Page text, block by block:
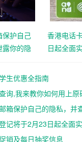
保护自己
露你的隐
香港电话
日起全面
生优惠全指南
询,我来教你如何用上原
箱保护自己的隐私，并
记将于2月23日起全面
销及每日抽奖信息